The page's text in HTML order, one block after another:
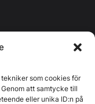
som cookies för
att samtycke till
eller unika ID:n på